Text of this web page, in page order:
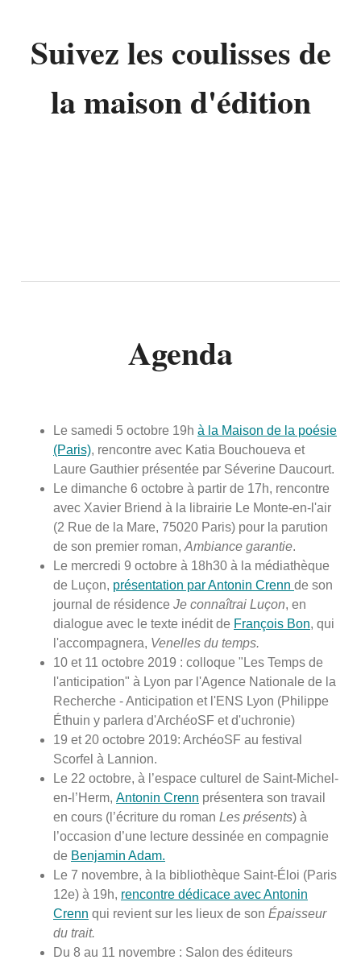
Suivez les coulisses de
la maison d'édition
Agenda
Le samedi 5 octobre 19h à la Maison de la poésie
(Paris), rencontre avec Katia Bouchoueva et
Laure Gauthier présentée par Séverine Daucourt.
Le dimanche 6 octobre à partir de 17h, rencontre
avec Xavier Briend à la librairie Le Monte-en-l'air
(2 Rue de la Mare, 75020 Paris) pour la parution
de son premier roman, Ambiance garantie.
Le mercredi 9 octobre à 18h30 à la médiathèque
de Luçon, présentation par Antonin Crenn de son
journal de résidence Je connaîtrai Luçon, en
dialogue avec le texte inédit de François Bon, qui
l'accompagnera, Venelles du temps.
10 et 11 octobre 2019 : colloque "Les Temps de
l'anticipation" à Lyon par l'Agence Nationale de la
Recherche - Anticipation et l'ENS Lyon (Philippe
Éthuin y parlera d'ArchéoSF et d'uchronie)
19 et 20 octobre 2019: ArchéoSF au festival
Scorfel à Lannion.
Le 22 octobre, à l’espace culturel de Saint-Michel-
en-l’Herm, Antonin Crenn présentera son travail
en cours (l’écriture du roman Les présents) à
l’occasion d’une lecture dessinée en compagnie
de Benjamin Adam.
Le 7 novembre, à la bibliothèque Saint-Éloi (Paris
12e) à 19h, rencontre dédicace avec Antonin
Crenn qui revient sur les lieux de son Épaisseur
du trait.
Du 8 au 11 novembre : Salon des éditeurs